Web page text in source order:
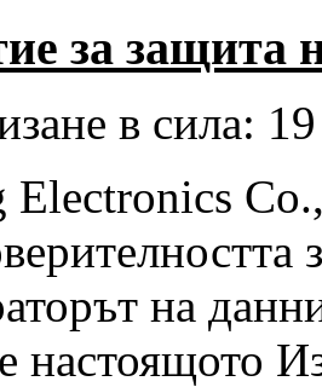
за защита
в сила:
Electronics
на
настоящото